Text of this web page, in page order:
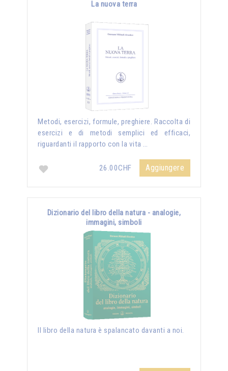
La nuova terra
Metodi, esercizi, formule, preghiere. Raccolta di
esercizi e di metodi semplici ed efficaci,
riguardanti il rapporto con la vita …
26.00CHF Aggiungere
Dizionario del libro della natura - analogie,
immagini, simboli
Il libro della natura è spalancato davanti a noi.